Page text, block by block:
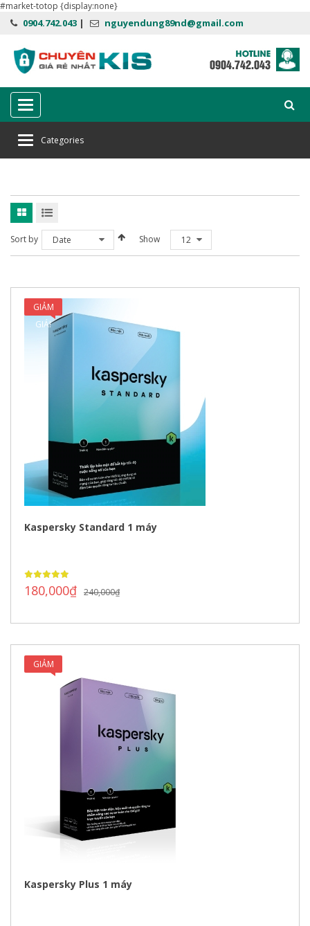
#market-totop {display:none}
0904.742.043 | nguyendung89nd@gmail.com
Categories
Categories
Home key kaspersky plus
Sort by Date Show 12
GIẢM
GIÁ!
Kaspersky Standard 1 máy
240,000₫
180,000₫
GIẢM
Kaspersky Plus 1 máy